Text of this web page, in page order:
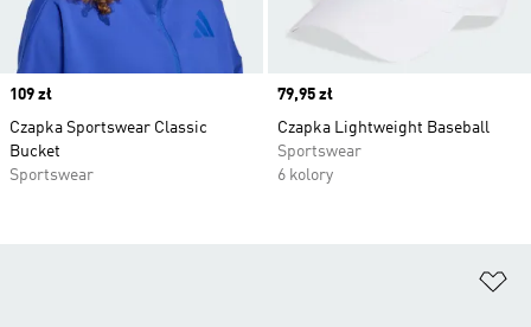
Price
109 zł
Czapka Sportswear Classic
Bucket
Sportswear
Price
79,95 zł
Czapka Lightweight Baseball
Sportswear
6 kolory